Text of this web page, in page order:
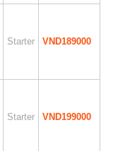
Starter VND189000
Starter VND199000